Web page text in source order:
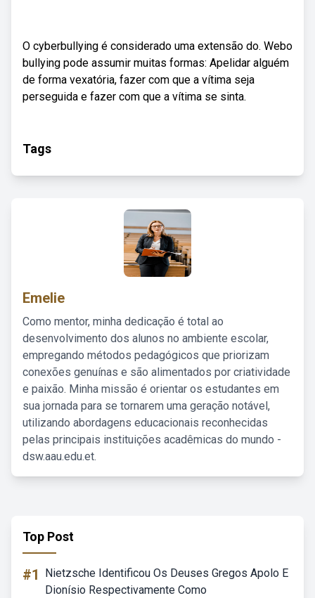
O cyberbullying é considerado uma extensão do. Webo
bullying pode assumir muitas formas: Apelidar alguém
de forma vexatória, fazer com que a vítima seja
perseguida e fazer com que a vítima se sinta.
Tags
Emelie
Como mentor, minha dedicação é total ao
desenvolvimento dos alunos no ambiente escolar,
empregando métodos pedagógicos que priorizam
conexões genuínas e são alimentados por criatividade
e paixão. Minha missão é orientar os estudantes em
sua jornada para se tornarem uma geração notável,
utilizando abordagens educacionais reconhecidas
pelas principais instituições acadêmicas do mundo -
dsw.aau.edu.et.
Top Post
#1
Nietzsche Identificou Os Deuses Gregos Apolo E
Dionísio Respectivamente Como